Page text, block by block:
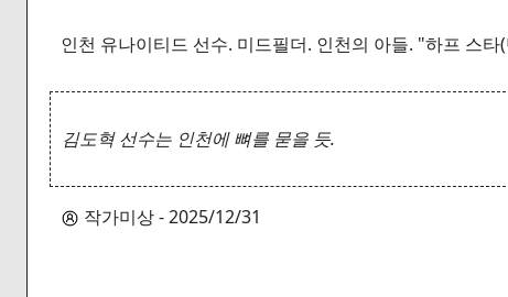
인천 유나이티드 선수. 미드필더. 인천의 아들. "하프 스
김도혁 선수는 인천에 뼈를 묻을 듯.
작가미상 - 2025/12/31